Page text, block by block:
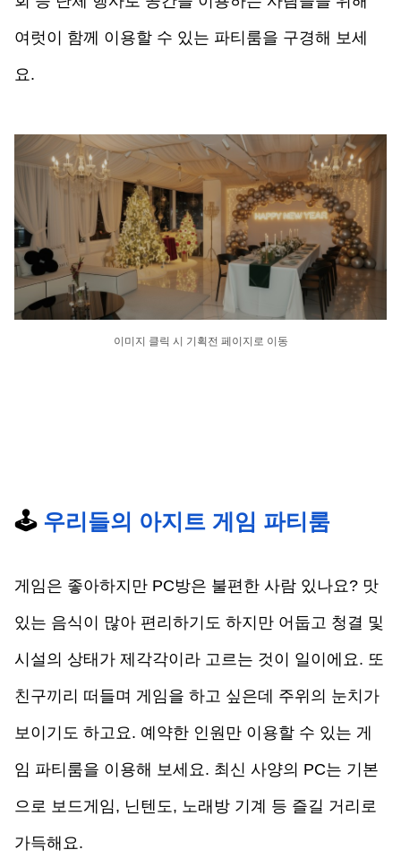
여럿이 함께 이용할 수 있는 파티룸을 구경해 보세
요.
이미지 클릭 시 기획전 페이지로 이동
🕹️ 우리들의 아지트 게임 파티룸
게임은 좋아하지만 PC방은 불편한 사람 있나요? 맛
있는 음식이 많아 편리하기도 하지만 어둡고 청결 및
시설의 상태가 제각각이라 고르는 것이 일이에요. 또
친구끼리 떠들며 게임을 하고 싶은데 주위의 눈치가
보이기도 하고요. 예약한 인원만 이용할 수 있는 게
임 파티룸을 이용해 보세요. 최신 사양의 PC는 기본
으로 보드게임, 닌텐도, 노래방 기계 등 즐길 거리로
가득해요.